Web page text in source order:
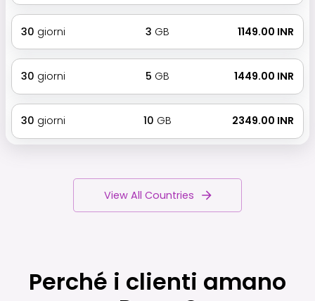
30 giorni 3 GB ₹ 1149.00 INR
30 giorni 5 GB ₹ 1449.00 INR
30 giorni 10 GB ₹ 2349.00 INR
View All Countries
Perché i clienti amano